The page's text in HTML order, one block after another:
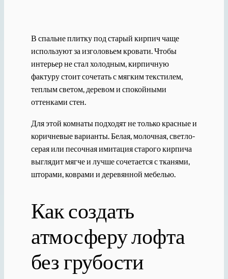
В спальне плитку под старый кирпич чаще
используют за изголовьем кровати. Чтобы
интерьер не стал холодным, кирпичную
фактуру стоит сочетать с мягким текстилем,
теплым светом, деревом и спокойными
оттенками стен.
Для этой комнаты подходят не только красные и
коричневые варианты. Белая, молочная, светло-
серая или песочная имитация старого кирпича
выглядит мягче и лучше сочетается с тканями,
шторами, коврами и деревянной мебелью.
Как создать
атмосферу лофта
без грубости